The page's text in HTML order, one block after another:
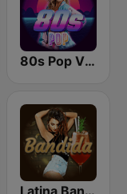
80s Pop Vibes
Latina Bandida!